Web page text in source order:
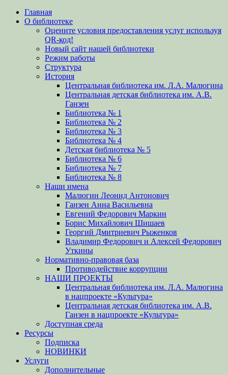
вверх
Главная
О библиотеке
Оцените условия предоставления услуг используя
QR-код!
Новый сайт нашей библиотеки
Режим работы
Структура
История
Центральная библиотека им. Л.А. Малюгина
Центральная детская библиотека им. А.В.
Ганзен
Библиотека № 1
Библиотека № 2
Библиотека № 3
Библиотека № 4
Детская библиотека № 5
Библиотека № 6
Библиотека № 7
Библиотека № 8
Наши имена
Малюгин Леонид Антонович
Ганзен Анна Васильевна
Евгений Федорович Маркин
Борис Михайлович Шишаев
Георгий Дмитриевич Рыженков
Владимир Федорович и Алексей Федорович
Уткины
Нормативно-правовая база
Противодействие коррупции
НАШИ ПРОЕКТЫ
Центральная библиотека им. Л.А. Малюгина
в нацпроекте «Культура»
Центральная детская библиотека им. А.В.
Ганзен в нацпроекте «Культура»
Доступная среда
Ресурсы
Подписка
НОВИНКИ
Услуги
Дополнительные